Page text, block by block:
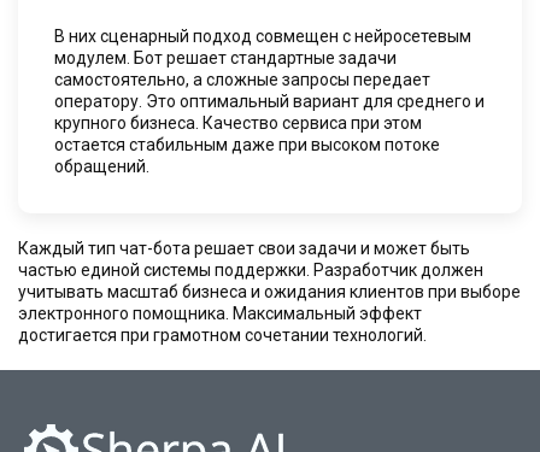
В них сценарный подход совмещен с нейросетевым
модулем. Бот решает стандартные задачи
самостоятельно, а сложные запросы передает
оператору. Это оптимальный вариант для среднего и
крупного бизнеса. Качество сервиса при этом
остается стабильным даже при высоком потоке
обращений.
Каждый тип чат-бота решает свои задачи и может быть
частью единой системы поддержки. Разработчик должен
учитывать масштаб бизнеса и ожидания клиентов при выборе
электронного помощника. Максимальный эффект
достигается при грамотном сочетании технологий.